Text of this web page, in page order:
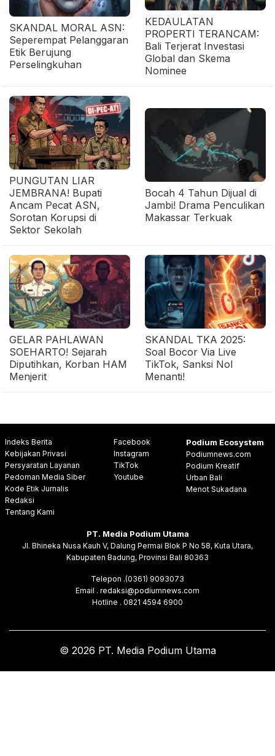
SKANDAL MORAL ASN:
Seperempat Pelanggaran
Etik Berujung
Perselingkuhan
KEDAULATAN
PROPERTI TERANCAM:
Bali Terjerat Investasi
Global dan Skema
Nominee
PUNGUTAN LIAR
JEMBRANA! Bupati
Ancam Pecat ASN,
Sorotan Korupsi di
Sektor Sekolah
Bocah 4 Tahun Dijual di
Jambi! Drama Penculikan
Makassar Terkuak
GELAR PAHLAWAN
SOEHARTO! Sejarah
Diputihkan, Korban HAM
Menjerit
SKANDAL TKA 2025:
Soal Bocor Via Live
TikTok, Sanksi Nol
Menanti!
Indeks Berita
Kebijakan Privasi
Persyaratan Layanan
Pedoman Media Siber
Kode Etik Jurnalis
Redaksi
Tentang Kami
Facebook
Instagram
TikTok
Youtube
Podium Ecosystem
Podiumnews.com
Podium Kreatif
Urban Bali
Menot Sukadana
PT. Media Podium Utama
Jl. Bhineka Nusa Kauh V, Dalung Permai Blok P No 58, Kuta Utara,
Kabupaten Badung, Provinsi Bali 80363
Telepon .(0361) 9093073
Email . redaksi@podiumnews.com
Hotline . 0821 4594 6900
© 2026 PT. Media Podium Utama